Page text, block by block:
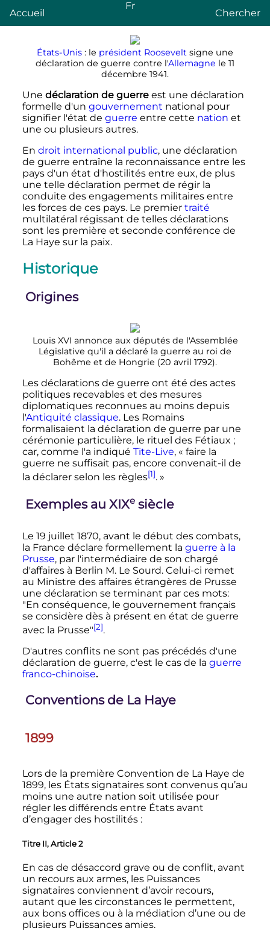
Accueil
Fr
Chercher
États-Unis : le président Roosevelt signe une
déclaration de guerre contre l'Allemagne le 11
décembre 1941.
Une déclaration de guerreest une déclaration
formelle d'un gouvernement national pour
signifier l'état de guerre entre cette nation et
une ou plusieurs autres.
En droit international public, une déclaration
de guerre entraîne la reconnaissance entre les
pays d'un état d'hostilités entre eux, de plus
une telle déclaration permet de régir la
conduite des engagements militaires entre
les forces de ces pays. Le premier traité
multilatéral régissant de telles déclarations
sont les première et seconde conférence de
La Haye sur la paix.
Historique
Origines
Louis XVI annonce aux députés de l'Assemblée
Législative qu'il a déclaré la guerre au roi de
Bohême et de Hongrie (20 avril 1792).
Les déclarations de guerre ont été des actes
politiques recevables et des mesures
diplomatiques reconnues au moins depuis
l'Antiquité classique. Les Romains
formalisaient la déclaration de guerre par une
cérémonie particulière, le rituel des Fétiaux ;
car, comme l'a indiqué Tite-Live, « faire la
guerre ne suffisait pas, encore convenait-il de
la déclarer selon les règles[1]. »
Exemples au XIXe siècle
Le 19 juillet 1870, avant le début des combats,
la France déclare formellement la guerre à la
Prusse, par l'intermédiaire de son chargé
d'affaires à Berlin M. Le Sourd. Celui-ci remet
au Ministre des affaires étrangères de Prusse
une déclaration se terminant par ces mots:
"En conséquence, le gouvernement français
se considère dès à présent en état de guerre
avec la Prusse"[2].
D'autres conflits ne sont pas précédés d'une
déclaration de guerre, c'est le cas de la guerre
franco-chinoise.
Conventions de La Haye
1899
Lors de la première Convention de La Haye de
1899, les États signataires sont convenus qu’au
moins une autre nation soit utilisée pour
régler les différends entre États avant
d’engager des hostilités :
Titre II, Article 2
En cas de désaccord grave ou de conflit, avant
un recours aux armes, les Puissances
signataires conviennent d’avoir recours,
autant que les circonstances le permettent,
aux bons offices ou à la médiation d’une ou de
plusieurs Puissances amies.